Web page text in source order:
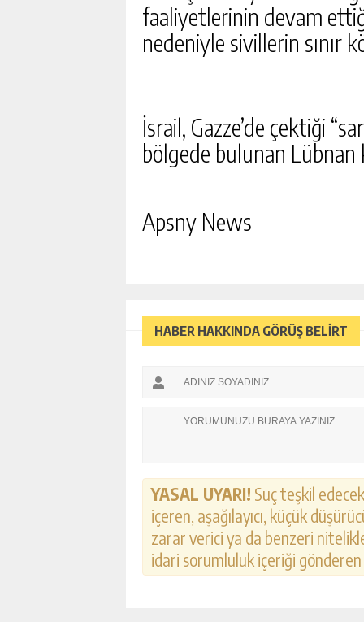
faaliyetlerinin devam
nedeniyle sivillerin sınır
İsrail, Gazze’de çektiği
bölgede bulunan Lübnan
Apsny News
HABER HAKKINDA GÖRÜŞ BELİRT
YASAL UYARI! Suç teşkil
içeren, aşağılayıcı, küçük
zarar verici ya da benzeri
idari sorumluluk içeriği
GÜNLÜK HABER
SÖYLEDI, EKIPLER